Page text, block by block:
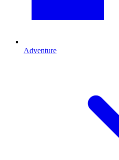
Adventure